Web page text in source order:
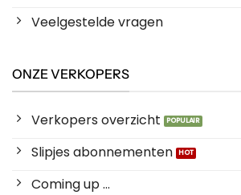
Veelgestelde vragen
ONZE VERKOPERS
Verkopers overzicht
Slipjes abonnementen
Coming up ...